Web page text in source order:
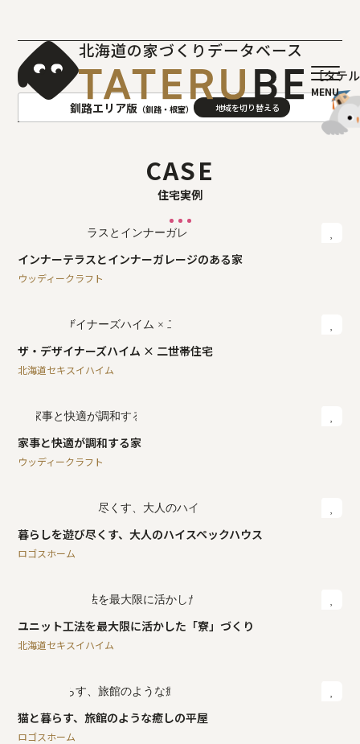
北海道の家づくりデータベース
［タテ
釧路エリア版 （釧路・根室）
札幌(石狩･空知･後志)版
旭川(上川･留萌･宗谷)版
帯広(十勝)版
北見(オホーツク)版
CASE
住宅実例
インナーテラスとインナーガレージのある家
ウッディークラフト
ザ・デザイナーズハイム × 二世帯住宅
北海道セキスイハイム
家事と快適が調和する家
ウッディークラフト
暮らしを遊び尽くす、大人のハイスペックハウス
ロゴスホーム
ユニット工法を最大限に活かした「寮」づくり
北海道セキスイハイム
猫と暮らす、旅館のような癒しの平屋
ロゴスホーム